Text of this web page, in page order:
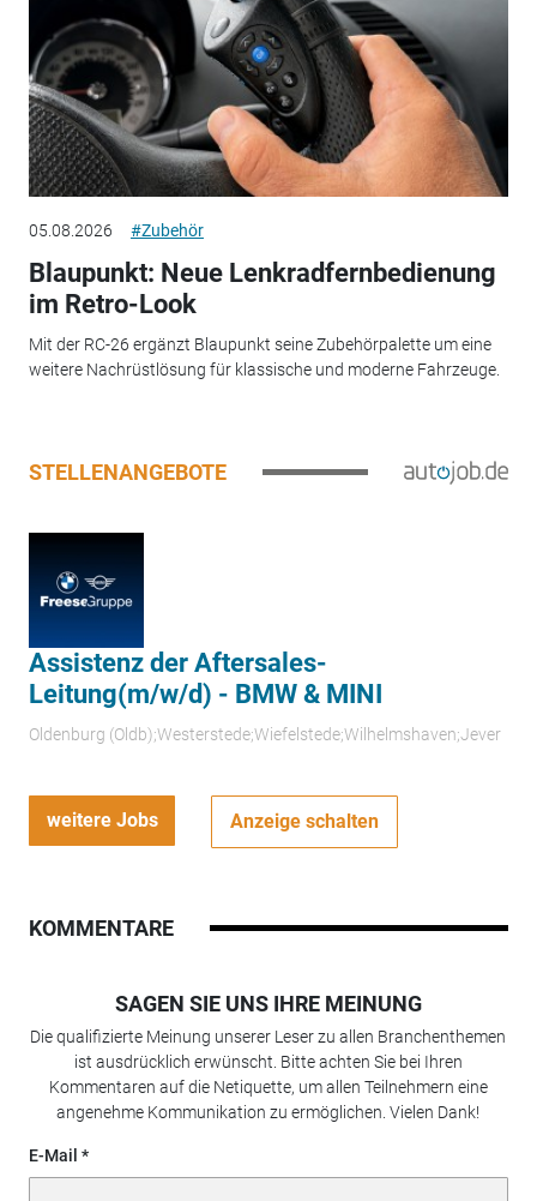
05.08.2026 #Zubehör
Blaupunkt: Neue Lenkradfernbedienung
im Retro-Look
Mit der RC-26 ergänzt Blaupunkt seine Zubehörpalette um eine
weitere Nachrüstlösung für klassische und moderne Fahrzeuge.
STELLENANGEBOTE
Assistenz der Aftersales-
Leitung(m/w/d) - BMW & MINI
Oldenburg (Oldb);Westerstede;Wiefelstede;Wilhelmshaven;Jever
weitere Jobs Anzeige schalten
KOMMENTARE
SAGEN SIE UNS IHRE MEINUNG
Die qualifizierte Meinung unserer Leser zu allen Branchenthemen
ist ausdrücklich erwünscht. Bitte achten Sie bei Ihren
Kommentaren auf die Netiquette, um allen Teilnehmern eine
angenehme Kommunikation zu ermöglichen. Vielen Dank!
E-Mail